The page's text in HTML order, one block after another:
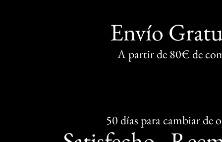
Envío
A partir de 80€ de
50 días para cambiar de